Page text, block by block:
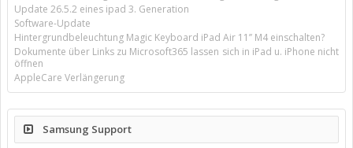
Update 26.5.2 eines ipad 3. Generation
Software-Update
Hintergrundbeleuchtung Magic Keyboard iPad Air 11’’ M4 einschalten?
Dokumente über Links zu Microsoft365 lassen sich in iPad u. iPhone nicht
öffnen
AppleCare Verlängerung
Samsung Support